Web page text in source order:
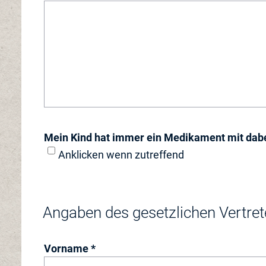
Mein Kind hat immer ein Medikament mit
Anklicken wenn zutreffend
Angaben des gesetzlichen
Vorname *